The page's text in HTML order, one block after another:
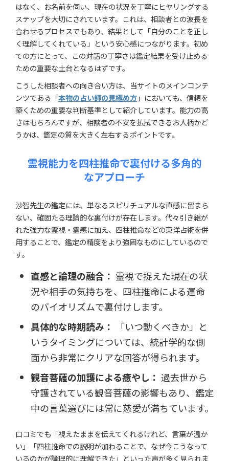
はなく、お名前を伺い、現在の状況を丁寧にヒヤリングする
ステップを大切にされています。これは、相談者との波長を
合わせるプロセスでもあり、結果として「自分のことを正し
く理解してくれている」という安心感につながります。初め
ての方にとって、この対話の丁寧さは鑑定結果を受け止める
ための重要な土台となるはずです。
こうした相談者への向き合い方は、当サイトのメインコンテ
ンツである「本物の占い師の見極め方」においても、信頼を
築くための重要な判断基準として紹介しています。能力の高
さはもちろんですが、相談者の不安を払拭できるお人柄かど
うかは、鑑定の質を大きく左右するポイントです。
霊視能力を四柱推命で裏付ける多角的
なアプローチ
沙智先生の鑑定には、単なるスピリチュアルな直感に留まら
ない、確固たる理論的な裏付けが存在します。代々引き継が
れた強力な霊視・霊感に加え、四柱推命などの東洋占術を併
用することで、鑑定の精度をより強固なものにしているので
す。
直感と論理の融合： 霊視で捉えた現在の状
況や相手の気持ちを、四柱推命による運命
のバイオリズムで裏付けします。
具体的な時期読み：
「いつ動くべきか」と
いうタイミングについては、統計学的な側
面から非常にクリアな回答が得られます。
観音菩薩の加護による癒やし： 過去世から
守護されている観音菩薩の影響もあり、鑑定
中の言葉選びには常に慈愛が満ちています。
口コミでも「視えたままを伝えてくれるけれど、言葉が温か
い」「四柱推命での説明が加わることで、なぜ今こうなって
いるのかが論理的に理解できた」といった声が多く見られま